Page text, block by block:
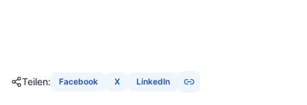
Teilen: Facebook X LinkedIn